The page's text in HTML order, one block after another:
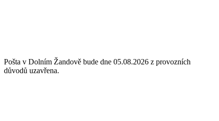
Pošta v Dolním Žandově bude dne 05.08.2026 z provozních
důvodů uzavřena.